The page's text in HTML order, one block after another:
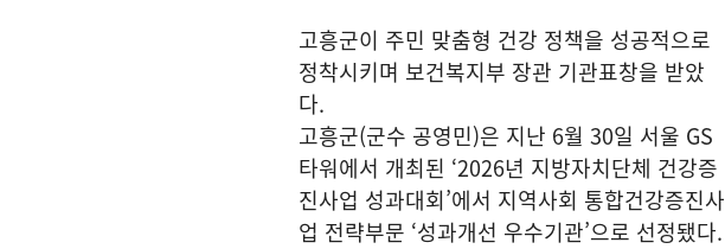
고흥군이 주민 맞춤형 건강 정책을 성공적으로
정착시키며 보건복지부 장관 기관표창을 받았
다.
고흥군(군수 공영민)은 지난 6월 30일 서울 GS
타워에서 개최된 ‘2026년 지방자치단체 건강증
진사업 성과대회’에서 지역사회 통합건강증진사
업 전략부문 ‘성과개선 우수기관’으로 선정됐다.